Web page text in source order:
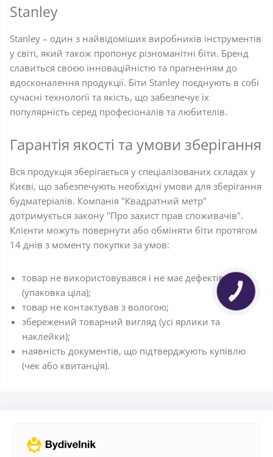
Stanley
Stanley – один з найвідоміших виробників інструментів
у світі, який також пропонує різноманітні біти. Бренд
славиться своєю інноваційністю та прагненням до
вдосконалення продукції. Біти Stanley поєднують в собі
сучасні технології та якість, що забезпечує їх
популярність серед професіоналів та любителів.
Гарантія якості та умови зберігання
Вся продукція зберігається у спеціалізованих складах у
Києві, що забезпечують необхідні умови для зберігання
будматеріалів. Компанія "Квадратний метр"
дотримується закону "Про захист прав споживачів".
Клієнти можуть повернути або обміняти біти протягом
14 днів з моменту покупки за умов:
товар не використовувався і не має дефектів
(упаковка ціла);
товар не контактував з вологою;
збережений товарний вигляд (усі ярлики та
наклейки);
наявність документів, що підтверджують купівлю
(чек або квитанція).